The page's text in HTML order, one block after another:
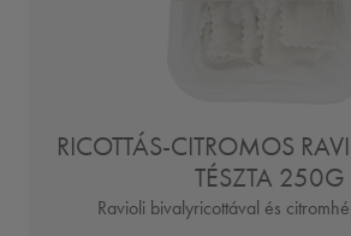
RICOTTÁS-CITROMOS
TÉSZTA 250G
Ravioli bivalyricottával és